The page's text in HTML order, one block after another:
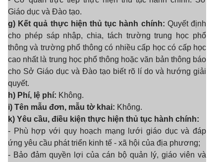
Giáo dục và Đào tạo.
g) Kết quả thực hiện thủ tục hành chính: Quyết định
cho phép sáp nhập, chia, tách trường trung học phổ
thông và trường phổ thông có nhiều cấp học có cấp học
cao nhất là trung học phổ thông hoặc văn bản thông báo
cho Sở Giáo dục và Đào tạo biết rõ lí do và hướng giải
quyết.
h) Phí, lệ phí: Không.
i) Tên mẫu đơn, mẫu tờ khai: Không.
k) Yêu cầu, điều kiện thực hiện thủ tục hành chính:
- Phù hợp với quy hoạch mạng lưới giáo dục và đáp
ứng yêu cầu phát triển kinh tế - xã hội của địa phương;
- Bảo đảm quyền lợi của cán bộ quản lý, giáo viên và